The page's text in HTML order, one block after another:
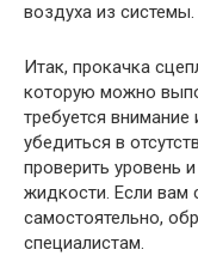
воздуха из системы.
Итак, прокачка
которую можно
требуется
убедиться в
проверить уровень
жидкости. Если вам
самостоятельно,
специалистам.